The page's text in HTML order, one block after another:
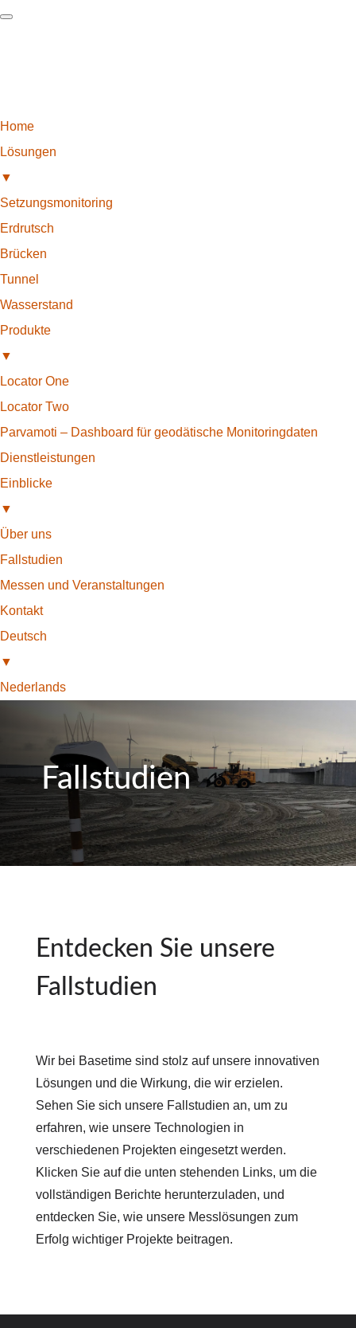
Home
Lösungen
▼
Setzungsmonitoring
Erdrutsch
Brücken
Tunnel
Wasserstand
Produkte
▼
Locator One
Locator Two
Parvamoti – Dashboard für geodätische Monitoringdaten
Dienstleistungen
Einblicke
▼
Über uns
Fallstudien
Messen und Veranstaltungen
Kontakt
Deutsch
▼
Nederlands
Fallstudien
Entdecken Sie unsere
Fallstudien
Wir bei Basetime sind stolz auf unsere innovativen
Lösungen und die Wirkung, die wir erzielen.
Sehen Sie sich unsere Fallstudien an, um zu
erfahren, wie unsere Technologien in
verschiedenen Projekten eingesetzt werden.
Klicken Sie auf die unten stehenden Links, um die
vollständigen Berichte herunterzuladen, und
entdecken Sie, wie unsere Messlösungen zum
Erfolg wichtiger Projekte beitragen.